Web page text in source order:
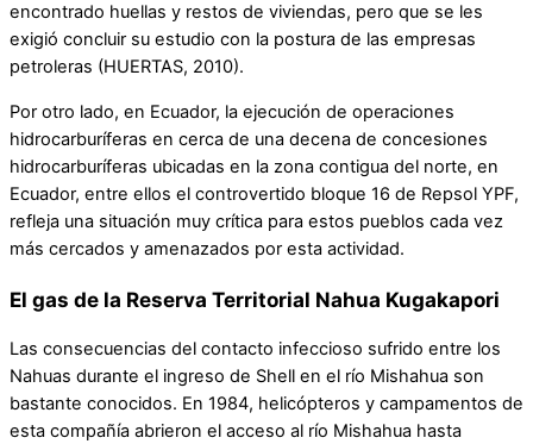
encontrado huellas y restos de viviendas, pero que se les
exigió concluir su estudio con la postura de las empresas
petroleras (HUERTAS, 2010).
Por otro lado, en Ecuador, la ejecución de operaciones
hidrocarburíferas en cerca de una decena de concesiones
hidrocarburíferas ubicadas en la zona contigua del norte, en
Ecuador, entre ellos el controvertido bloque 16 de Repsol YPF,
refleja una situación muy crítica para estos pueblos cada vez
más cercados y amenazados por esta actividad.
El gas de la Reserva Territorial Nahua Kugakapori
Las consecuencias del contacto infeccioso sufrido entre los
Nahuas durante el ingreso de Shell en el río Mishahua son
bastante conocidos. En 1984, helicópteros y campamentos de
esta compañía abrieron el acceso al río Mishahua hasta